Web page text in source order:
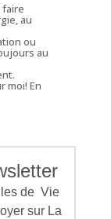
faire
au
ou
au
moi!En
de Vie
sur La